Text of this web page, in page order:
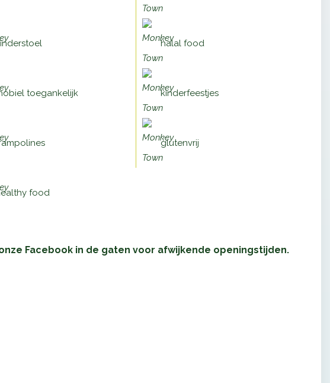
halal food
toegankelijk kinderfeestjes
glutenvrij
food
Facebook in de gaten voor afwijkende openingstijden.